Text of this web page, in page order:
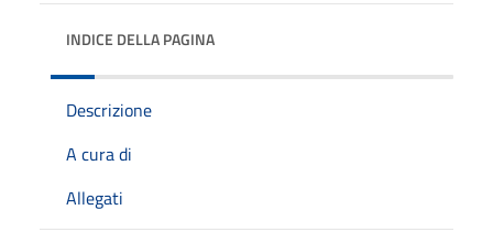
INDICE DELLA PAGINA
Descrizione
A cura di
Allegati